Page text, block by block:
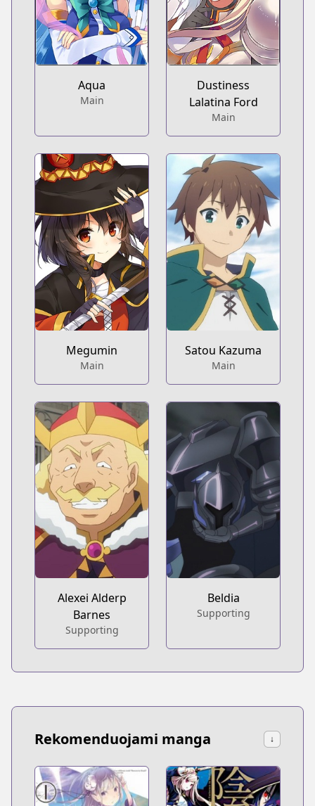
Aqua
Main
Dustiness
Lalatina Ford
Main
Megumin
Main
Satou Kazuma
Main
Alexei Alderp
Barnes
Supporting
Beldia
Supporting
Rekomenduojami manga ↓